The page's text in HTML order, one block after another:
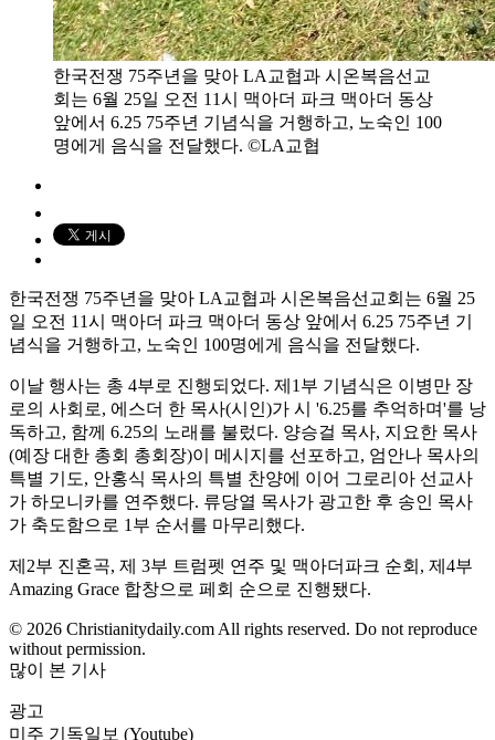
한국전쟁 75주년을 맞아 LA교협과 시온복음선교
회는 6월 25일 오전 11시 맥아더 파크 맥아더 동상
앞에서 6.25 75주년 기념식을 거행하고, 노숙인 100
명에게 음식을 전달했다. ©LA교협
한국전쟁 75주년을 맞아 LA교협과 시온복음선교회는 6월 25
일 오전 11시 맥아더 파크 맥아더 동상 앞에서 6.25 75주년 기
념식을 거행하고, 노숙인 100명에게 음식을 전달했다.
이날 행사는 총 4부로 진행되었다. 제1부 기념식은 이병만 장
로의 사회로, 에스더 한 목사(시인)가 시 '6.25를 추억하며'를 낭
독하고, 함께 6.25의 노래를 불렀다. 양승걸 목사, 지요한 목사
(예장 대한 총회 총회장)이 메시지를 선포하고, 엄안나 목사의
특별 기도, 안홍식 목사의 특별 찬양에 이어 그로리아 선교사
가 하모니카를 연주했다. 류당열 목사가 광고한 후 송인 목사
가 축도함으로 1부 순서를 마무리했다.
제2부 진혼곡, 제 3부 트럼펫 연주 및 맥아더파크 순회, 제4부
Amazing Grace 합창으로 페회 순으로 진행됐다.
© 2026 Christianitydaily.com All rights reserved. Do not reproduce
without permission.
많이 본 기사
광고
미주 기독일보 (Youtube)